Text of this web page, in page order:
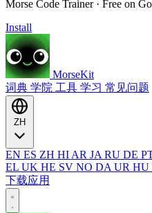
Morse Code Trainer · Free on
Install
MorseKit
词典 学院 工具 学习 常见问题
EN ES ZH HI AR JA RU DE
EL UK HE SV NO DA UR HU
下载应用